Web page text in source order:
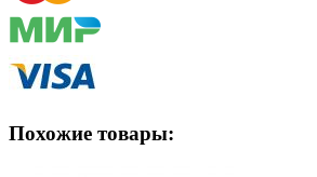
Похожие товары: